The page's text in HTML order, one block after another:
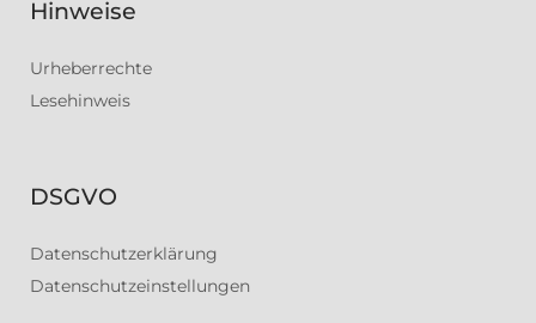
Hinweise
Urheberrechte
Lesehinweis
DSGVO
Datenschutzerklärung
Datenschutzeinstellungen